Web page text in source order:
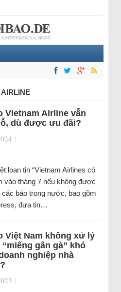
Vietnam Airline vẫn
dù được ưu đãi?
|
loan tin “Vietnam Airlines có
vào tháng 7 nếu không được
các báo trong nước, bao gồm
đưa tin…
Việt Nam không xử lý
gân gà” khó
nghiệp nhà
|